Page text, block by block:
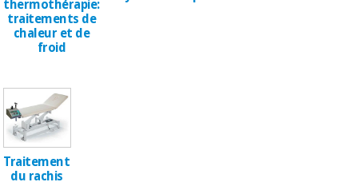
thermothérapie:
traitements de
chaleur et de
froid
Traitement
du rachis